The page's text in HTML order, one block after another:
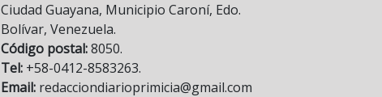
Ciudad Guayana, Municipio Caroní, Edo.
Bolívar, Venezuela.
Código postal:8050.
Tel: +58-0412-8583263.
Email: redacciondiarioprimicia@gmail.com